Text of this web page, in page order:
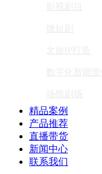
精品案例
产品推荐
直播带货
新闻中心
联系我们